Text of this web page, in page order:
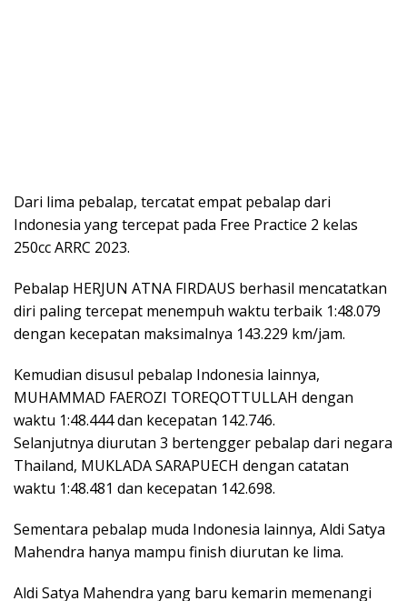
Dari lima pebalap, tercatat empat pebalap dari
Indonesia yang tercepat pada Free Practice 2 kelas
250cc ARRC 2023.
Pebalap HERJUN ATNA FIRDAUS berhasil mencatatkan
diri paling tercepat menempuh waktu terbaik 1:48.079
dengan kecepatan maksimalnya 143.229 km/jam.
Kemudian disusul pebalap Indonesia lainnya,
MUHAMMAD FAEROZI TOREQOTTULLAH dengan
waktu 1:48.444 dan kecepatan 142.746.
Selanjutnya diurutan 3 bertengger pebalap dari negara
Thailand, MUKLADA SARAPUECH dengan catatan
waktu 1:48.481 dan kecepatan 142.698.
Sementara pebalap muda Indonesia lainnya, Aldi Satya
Mahendra hanya mampu finish diurutan ke lima.
Aldi Satya Mahendra yang baru kemarin memenangi